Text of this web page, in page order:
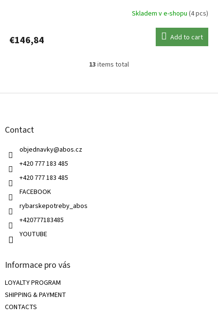
Skladem v e-shopu (4 pcs)
€146,84 Add to cart
L
t
13 items total
Contact
objednavky@abos.cz
+420 777 183 485
+420 777 183 485
FACEBOOK
rybarskepotreby_abos
+420777183485
YOUTUBE
Informace pro vás
LOYALTY PROGRAM
SHIPPING & PAYMENT
CONTACTS